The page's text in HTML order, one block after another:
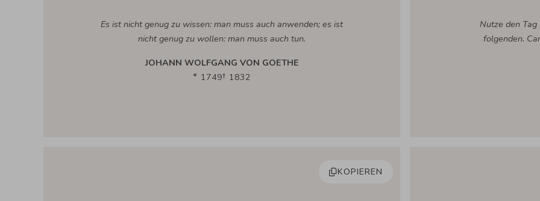
Es ist nicht genug zu wissen: man muss auch anwenden; es ist
nicht genug zu wollen: man muss auch tun.
JOHANN WOLFGANG VON GOETHE
1749
1832
Nutze den
folgenden.
KOPIEREN